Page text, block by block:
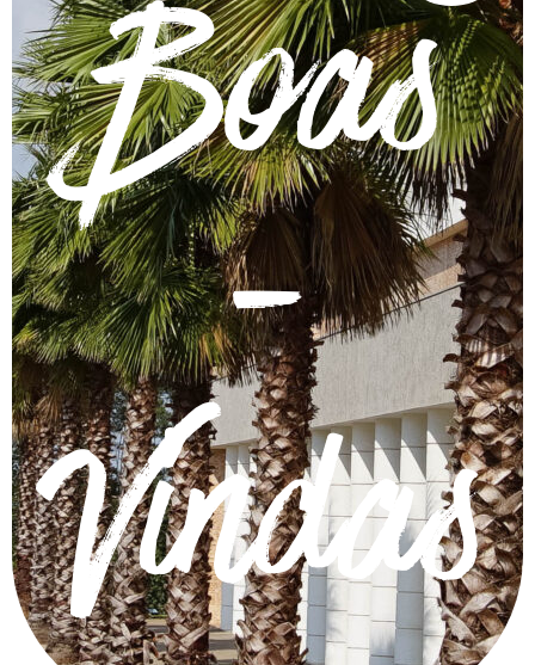
Boas
-
Vindas